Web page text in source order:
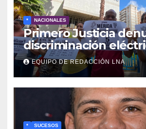
* NACIONALES
Primero Justicia
discriminación
interior del país
EQUIPO DE REDACCIÓN LNA
* SUCESOS